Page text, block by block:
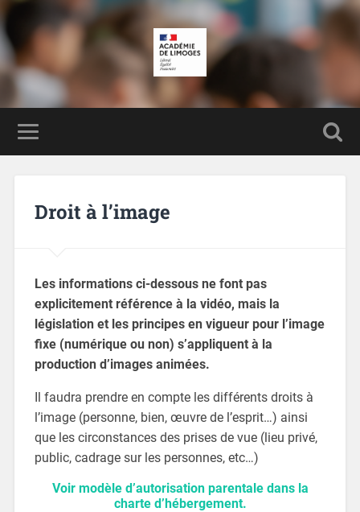
Droit à l’image
Les informations ci-dessous ne font pas
explicitement référence à la vidéo, mais la
législation et les principes en vigueur pour l’image
fixe (numérique ou non) s’appliquent à la
production d’images animées.
Il faudra prendre en compte les différents droits à
l’image (personne, bien, œuvre de l’esprit…) ainsi
que les circonstances des prises de vue (lieu privé,
public, cadrage sur les personnes, etc…)
Voir modèle d’autorisation parentale dans la
charte d’hébergement.